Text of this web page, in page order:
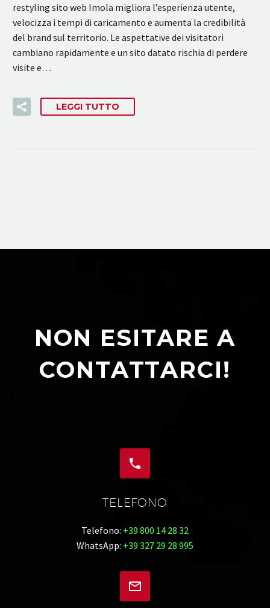
restyling sito web Imola migliora l’esperienza utente,
velocizza i tempi di caricamento e aumenta la credibilità
del brand sul territorio. Le aspettative dei visitatori
cambiano rapidamente e un sito datato rischia di perdere
visite e…
LEGGI TUTTO
NON ESITARE A
CONTATTARCI!


TELEFONO
Telefono: +39 800 14 28 32
WhatsApp: +39 327 29 28 995

